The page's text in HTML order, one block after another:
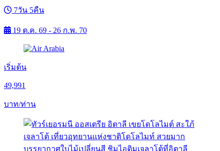
7วัน 5คืน
19 ต.ค. 69 - 26 ก.พ. 70
เริ่มต้น
49,991
บาท/ท่าน